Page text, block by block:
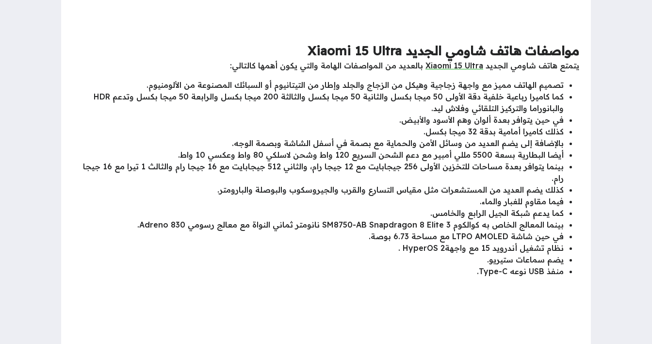
مواصفات هاتف شاومي الجديد Xiaomi 15 Ultra
يتمتع هاتف شاومي الجديد Xiaomi 15 Ultra بالعديد من المواصفات الهامة والتي يكون أهمها كالتالي:
تصميم الهاتف مميز مع واجهة زجاجية وهيكل من الزجاج والجلد وإطار من التيتانيوم أو السبائك المصنوعة من الألومنيوم.
كما كاميرا رباعية خلفية دقة الأولى 50 ميجا بكسل والثانية 50 ميجا بكسل والثالثة 200 ميجا بكسل والرابعة 50 ميجا بكسل وتدعم HDR
والبانوراما والتركيز التلقائي وفلاش ليد.
في حين يتوافر بعدة ألوان وهم الأسود والأبيض.
كذلك كاميرا أمامية بدقة 32 ميجا بكسل.
بالإضافة إلى يضم العديد من وسائل الأمن والحماية مع بصمة في أسفل الشاشة وبصمة الوجه.
أيضا البطارية بسعة 5500 مللي أمبير مع دعم الشحن السريع 120 واط وشحن لاسلكي 80 واط وعكسي 10 واط.
بينما يتوافر بعدة مساحات للتخزين الأولى 256 جيجابايت مع 12 جيجا رام، والثاني 512 جيجابايت مع 16 جيجا رام والثالث 1 تيرا مع 16 جيجا
رام.
كذلك يضم العديد من المستشعرات مثل مقياس التسارع والقرب والجيروسكوب والبوصلة والبارومتر.
فيما مقاوم للغبار والماء.
كما يدعم شبكة الجيل الرابع والخامس.
بينما المعالج الخاص به كوالكوم SM8750-AB Snapdragon 8 Elite 3 نانومتر ثماني النواة مع معالج رسومي Adreno 830.
في حين شاشة LTPO AMOLED مع مساحة 6.73 بوصة.
نظام تشغيل أندرويد 15 مع واجهةHyperOS 2 .
يضم سماعات ستيريو.
منفذ USB نوعه Type-C.